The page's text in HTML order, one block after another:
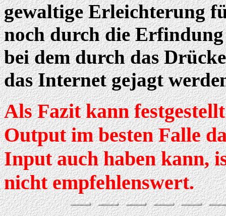
gewaltige Erleichterung
noch durch die
bei dem durch das
das Internet gejagt
Als Fazit kann
Output im besten Falle
Input auch haben kann,
nicht empfehlenswert.